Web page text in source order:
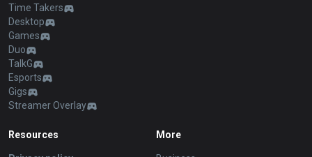
Time Takers
Desktop
Games
Duo
TalkG
Esports
Gigs
Streamer Overlay
Resources More